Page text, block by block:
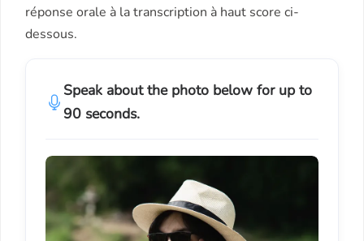
réponse orale à la transcription à haut score ci-
dessous.
Speak about the photo below for up to
90 seconds.